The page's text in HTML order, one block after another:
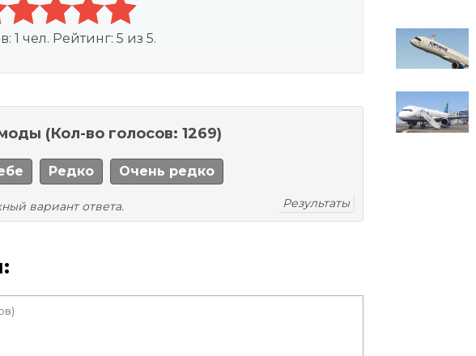
1 чел. Рейтинг: 5 из 5.
(Кол-во голосов: 1269)
Редко Очень редко
вариант ответа. Результаты